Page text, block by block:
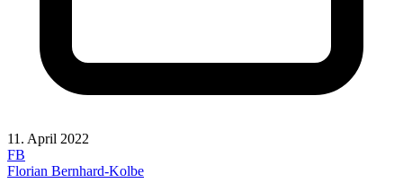
11. April 2022
FB
Florian Bernhard-Kolbe